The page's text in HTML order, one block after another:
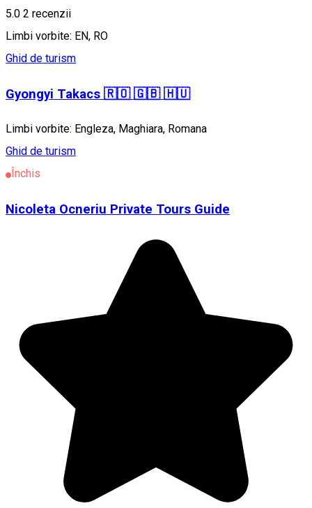
5.0 2 recenzii
Limbi vorbite: EN, RO
Ghid de turism
Gyongyi Takacs 🇷🇴 🇬🇧 🇭🇺
Limbi vorbite: Engleza, Maghiara, Romana
Ghid de turism
Închis
Nicoleta Ocneriu Private Tours Guide